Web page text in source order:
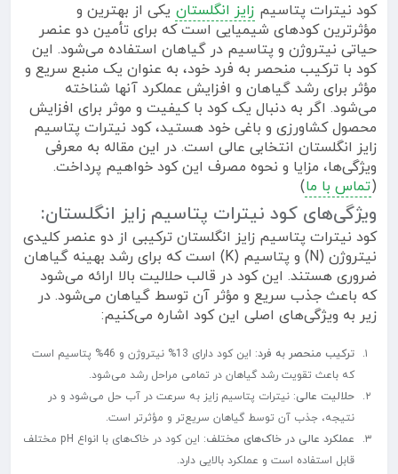
کود نیترات پتاسیم زایز انگلستان یکی از بهترین و
مؤثرترین کودهای شیمیایی است که برای تأمین دو عنصر
حیاتی نیتروژن و پتاسیم در گیاهان استفاده می‌شود. این
کود با ترکیب منحصر به فرد خود، به عنوان یک منبع سریع و
مؤثر برای رشد گیاهان و افزایش عملکرد آنها شناخته
می‌شود. اگر به دنبال یک کود با کیفیت و موثر برای افزایش
محصول کشاورزی و باغی خود هستید، کود نیترات پتاسیم
زایز انگلستان انتخابی عالی است. در این مقاله به معرفی
ویژگی‌ها، مزایا و نحوه مصرف این کود خواهیم پرداخت.
(تماس با ما)
ویژگی‌های کود نیترات پتاسیم زایز انگلستان:
کود نیترات پتاسیم زایز انگلستان ترکیبی از دو عنصر کلیدی
نیتروژن (N) و پتاسیم (K) است که برای رشد بهینه گیاهان
ضروری هستند. این کود در قالب حلالیت بالا ارائه می‌شود
که باعث جذب سریع و مؤثر آن توسط گیاهان می‌شود. در
زیر به ویژگی‌های اصلی این کود اشاره می‌کنیم:
ترکیب منحصر به فرد
: این کود دارای 13% نیتروژن و 46% پتاسیم است
که باعث تقویت رشد گیاهان در تمامی مراحل رشد می‌شود.
حلالیت عالی: نیترات پتاسیم زایز به سرعت در آب حل می‌شود و در
نتیجه، جذب آن توسط گیاهان سریع‌تر و مؤثرتر است.
عملکرد عالی در خاک‌های مختلف
: این کود در خاک‌های با انواع pH مختلف
قابل استفاده است و عملکرد بالایی دارد.